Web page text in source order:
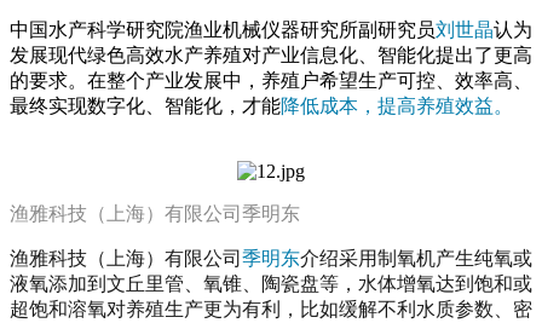
中国水产科学研究院渔业机械仪器研究所副研究员刘世晶认为
发展现代绿色高效水产养殖对产业信息化、智能化提出了更高
的要求。在整个产业发展中，养殖户希望生产可控、效率高、
最终实现数字化、智能化，才能降低成本，提高养殖效益。
渔雅科技（上海）有限公司季明东
渔雅科技（上海）有限公司 季明东介绍采用制氧机产生纯氧或
液氧添加到文丘里管、氧锥、陶瓷盘等，水体增氧达到饱和或
超饱和溶氧对养殖生产更为有利，比如缓解不利水质参数、密